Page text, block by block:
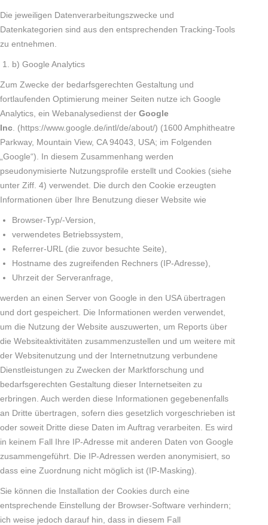
Die jeweiligen Datenverarbeitungszwecke und
Datenkategorien sind aus den entsprechenden Tracking-Tools
zu entnehmen.
b) Google Analytics
Zum Zwecke der bedarfsgerechten Gestaltung und
fortlaufenden Optimierung meiner Seiten nutze ich Google
Analytics, ein Webanalysedienst der Google
Inc . (https://www.google.de/intl/de/about/) (1600 Amphitheatre
Parkway, Mountain View, CA 94043, USA; im Folgenden
„Google“). In diesem Zusammenhang werden
pseudonymisierte Nutzungsprofile erstellt und Cookies (siehe
unter Ziff. 4) verwendet. Die durch den Cookie erzeugten
Informationen über Ihre Benutzung dieser Website wie
Browser-Typ/-Version,
verwendetes Betriebssystem,
Referrer-URL (die zuvor besuchte Seite),
Hostname des zugreifenden Rechners (IP-Adresse),
Uhrzeit der Serveranfrage,
werden an einen Server von Google in den USA übertragen
und dort gespeichert. Die Informationen werden verwendet,
um die Nutzung der Website auszuwerten, um Reports über
die Websiteaktivitäten zusammenzustellen und um weitere mit
der Websitenutzung und der Internetnutzung verbundene
Dienstleistungen zu Zwecken der Marktforschung und
bedarfsgerechten Gestaltung dieser Internetseiten zu
erbringen. Auch werden diese Informationen gegebenenfalls
an Dritte übertragen, sofern dies gesetzlich vorgeschrieben ist
oder soweit Dritte diese Daten im Auftrag verarbeiten. Es wird
in keinem Fall Ihre IP-Adresse mit anderen Daten von Google
zusammengeführt. Die IP-Adressen werden anonymisiert, so
dass eine Zuordnung nicht möglich ist (IP-Masking).
Sie können die Installation der Cookies durch eine
entsprechende Einstellung der Browser-Software verhindern;
ich weise jedoch darauf hin, dass in diesem Fall